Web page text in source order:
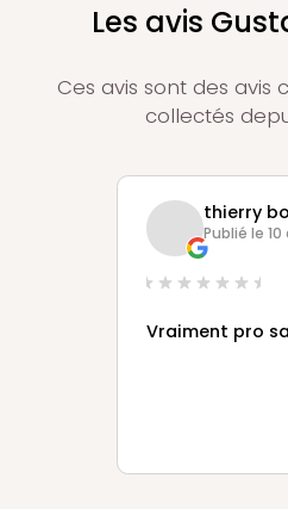
Les avis
Ces avis sont des avis
collectés
thierry
Publié le 10
Vraiment pro